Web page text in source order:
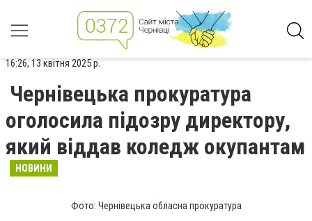
16:26, 13 квітня 2025 р.
Чернівецька прокуратура
оголосила підозру директору,
який віддав коледж окупантам
НОВИНИ
Фото: Чернівецька обласна прокуратура